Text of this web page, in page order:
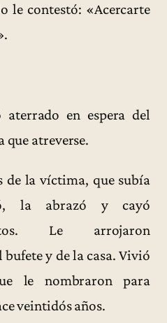
le contestó: «Acercarte
aterrado en espera del
que atreverse.
de la víctima, que subía
la abrazó y cayó
Le arrojaron
y de la casa. Vivió
le nombraron para
veintidós años.